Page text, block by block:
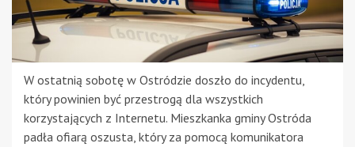
W ostatnią sobotę w Ostródzie doszło do incydentu,
który powinien być przestrogą dla wszystkich
korzystających z Internetu. Mieszkanka gminy Ostróda
padła ofiarą oszusta, który za pomocą komunikatora